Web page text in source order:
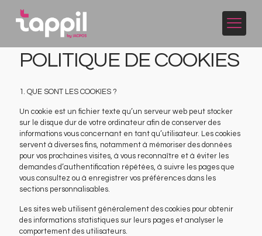
POLITIQUE DE COOKIES
1. QUE SONT LES COOKIES ?
Un cookie est un fichier texte qu’un serveur web peut stocker
sur le disque dur de votre ordinateur afin de conserver des
informations vous concernant en tant qu’utilisateur. Les cookies
servent à diverses fins, notamment à mémoriser des données
pour vos prochaines visites, à vous reconnaître et à éviter les
demandes d’authentification répétées, à suivre les pages que
vous consultez ou à enregistrer vos préférences dans les
sections personnalisables.
Les sites web utilisent généralement des cookies pour obtenir
des informations statistiques sur leurs pages et analyser le
comportement des utilisateurs.